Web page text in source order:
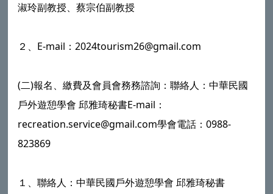
淑玲副教授、蔡宗伯副教授
２、E-mail：2024tourism26@gmail.com
(二)報名、繳費及會員會務務諮詢：聯絡人：中華民國
戶外遊憩學會 邱雅琦秘書E-mail：
recreation.service@gmail.com學會電話：0988-
823869
１、聯絡人：中華民國戶外遊憩學會 邱雅琦秘書